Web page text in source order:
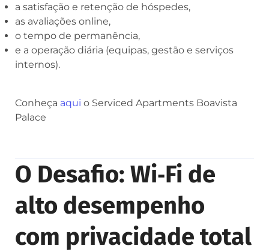
a satisfação e retenção de hóspedes,
as avaliações online,
o tempo de permanência,
e a operação diária (equipas, gestão e serviços
internos).
Conheça aqui o Serviced Apartments Boavista
Palace
O Desafio: Wi‑Fi de
alto desempenho
com privacidade total